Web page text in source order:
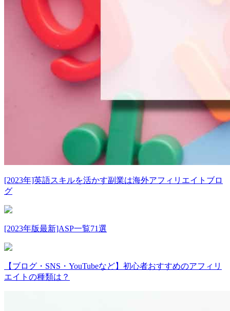
[2023年]英語スキルを活かす副業は海外アフィリエイトブロ
グ
[2023年版最新]ASP一覧71選
【ブログ・SNS・YouTubeなど】初心者おすすめのアフィリ
エイトの種類は？